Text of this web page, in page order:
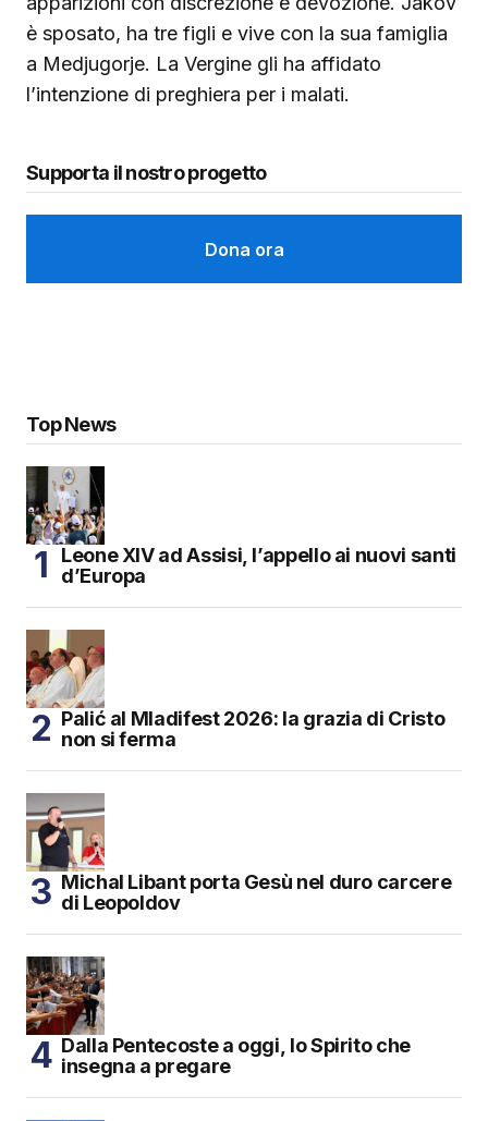
è sposato, ha tre figli e vive con la sua famiglia
a Medjugorje. La Vergine gli ha affidato
l’intenzione di preghiera per i malati.
Supporta il nostro progetto
Dona ora
Top News
Leone XIV ad Assisi, l’appello ai nuovi santi
d’Europa
Palić al Mladifest 2026: la grazia di Cristo
non si ferma
Michal Libant porta Gesù nel duro carcere
di Leopoldov
Dalla Pentecoste a oggi, lo Spirito che
insegna a pregare